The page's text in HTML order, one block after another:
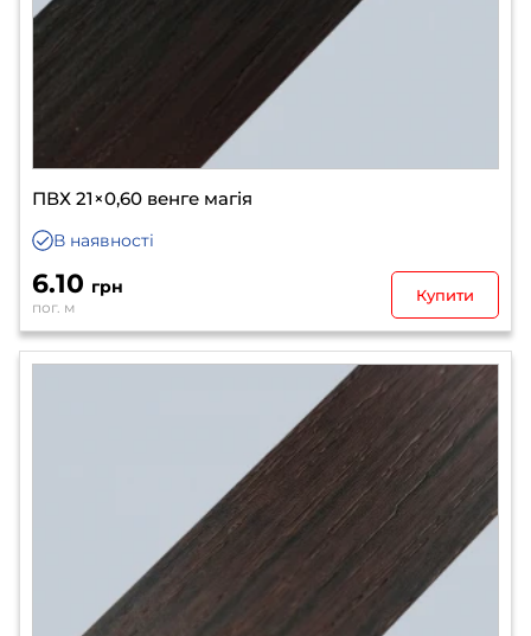
ПВХ 21×0,60 венге магія
В наявності
6.10 грн
пог. м
Купити